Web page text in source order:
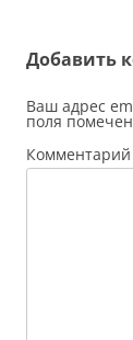
Добавить
Ваш адрес
поля
Комментарий